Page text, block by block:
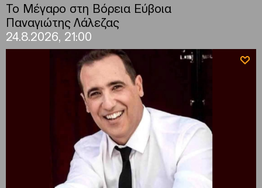
Το Μέγαρο στη Βόρεια Εύβοια
Παναγιώτης Λάλεζας
24.8.2026, 21:00